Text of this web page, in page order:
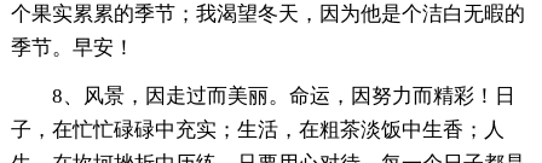
个果实累累的季节；我渴望冬天，因为他是个洁白无暇的
季节。早安！
8、风景，因走过而美丽。命运，因努力而精彩！日
子，在忙忙碌碌中充实；生活，在粗茶淡饭中生香；人